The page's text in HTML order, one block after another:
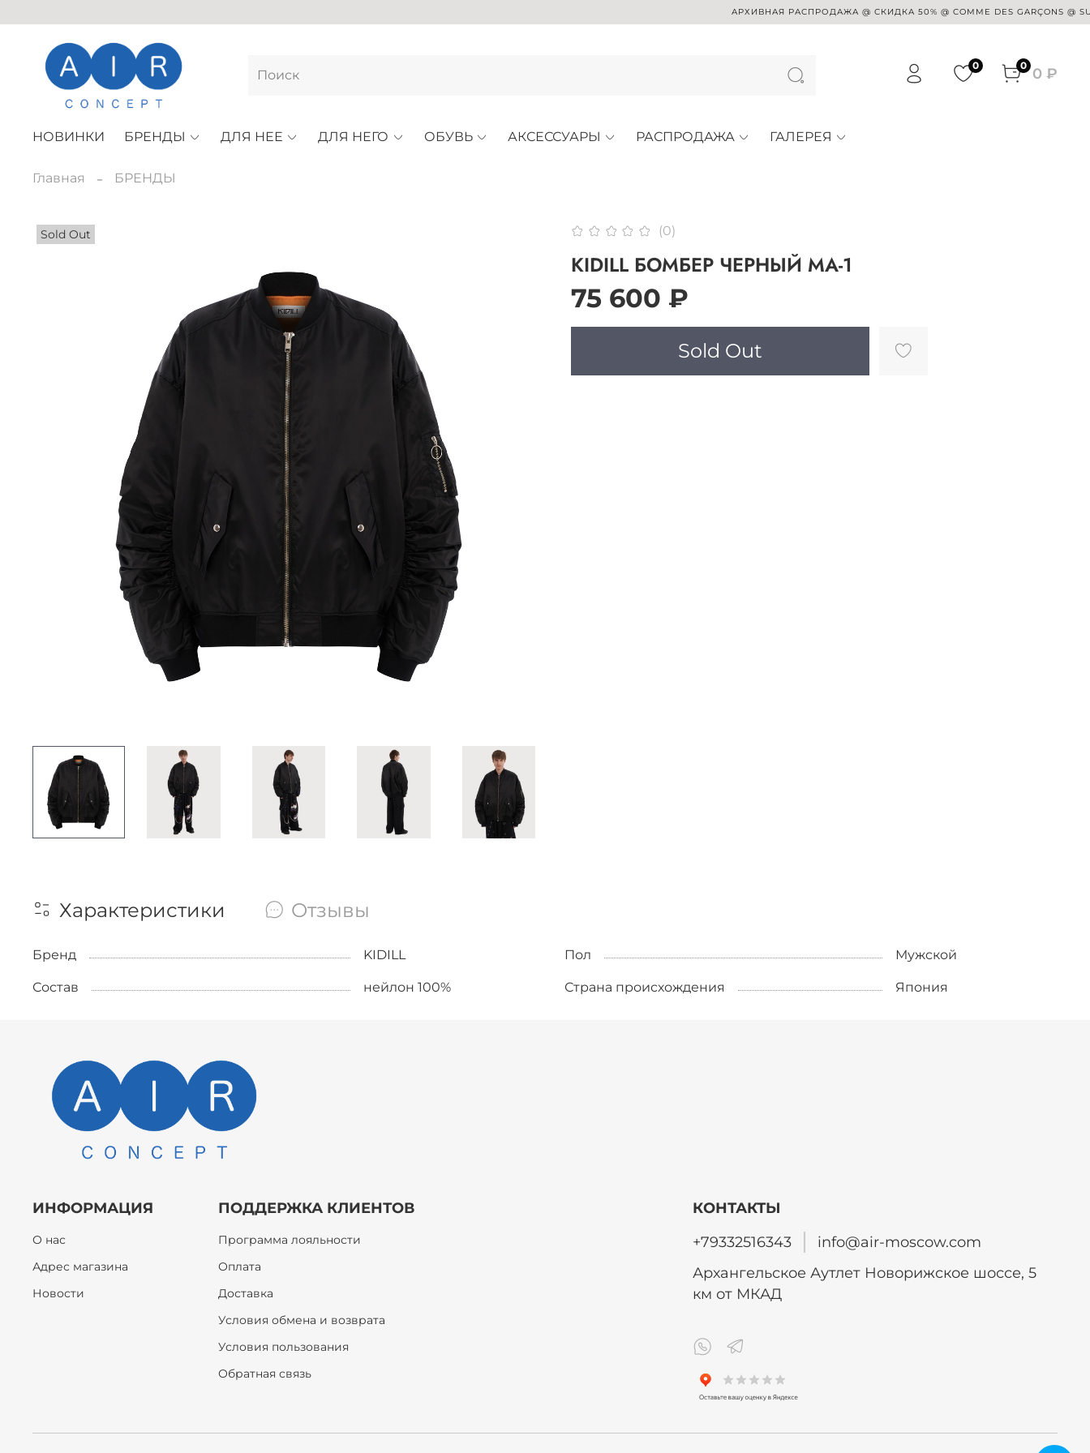
АРХИВНАЯ РАСПРОДАЖА @ СКИДКА 50% @ COMME DES GARÇONS @ SUE
0 0 0 ₽
НОВИНКИ БРЕНДЫ ДЛЯ НЕЕ ДЛЯ НЕГО ОБУВЬ АКСЕССУАРЫ РАСПРОДАЖА ГАЛЕРЕЯ
Главная БРЕНДЫ
Sold Out (0)
KIDILL БОМБЕР ЧЕРНЫЙ MA-1
75 600 ₽
Sold Out
Характеристики Отзывы
Бренд KIDILL Пол Мужской
Состав нейлон 100% Страна происхождения Япония
ИНФОРМАЦИЯ
О нас
Адрес магазина
Новости
ПОДДЕРЖКА КЛИЕНТОВ
Программа лояльности
Оплата
Доставка
Условия обмена и возврата
Условия пользования
Обратная связь
КОНТАКТЫ
+79332516343
info@air-moscow.com
Архангельское Аутлет Новорижское шоссе, 5
км от МКАД